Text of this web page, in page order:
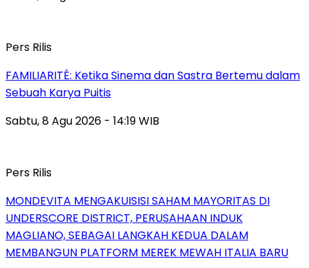
Pers Rilis
FAMILIARITÉ: Ketika Sinema dan Sastra Bertemu dalam
Sebuah Karya Puitis
Sabtu, 8 Agu 2026 - 14:19 WIB
Pers Rilis
MONDEVITA MENGAKUISISI SAHAM MAYORITAS DI
UNDERSCORE DISTRICT, PERUSAHAAN INDUK
MAGLIANO, SEBAGAI LANGKAH KEDUA DALAM
MEMBANGUN PLATFORM MEREK MEWAH ITALIA BARU